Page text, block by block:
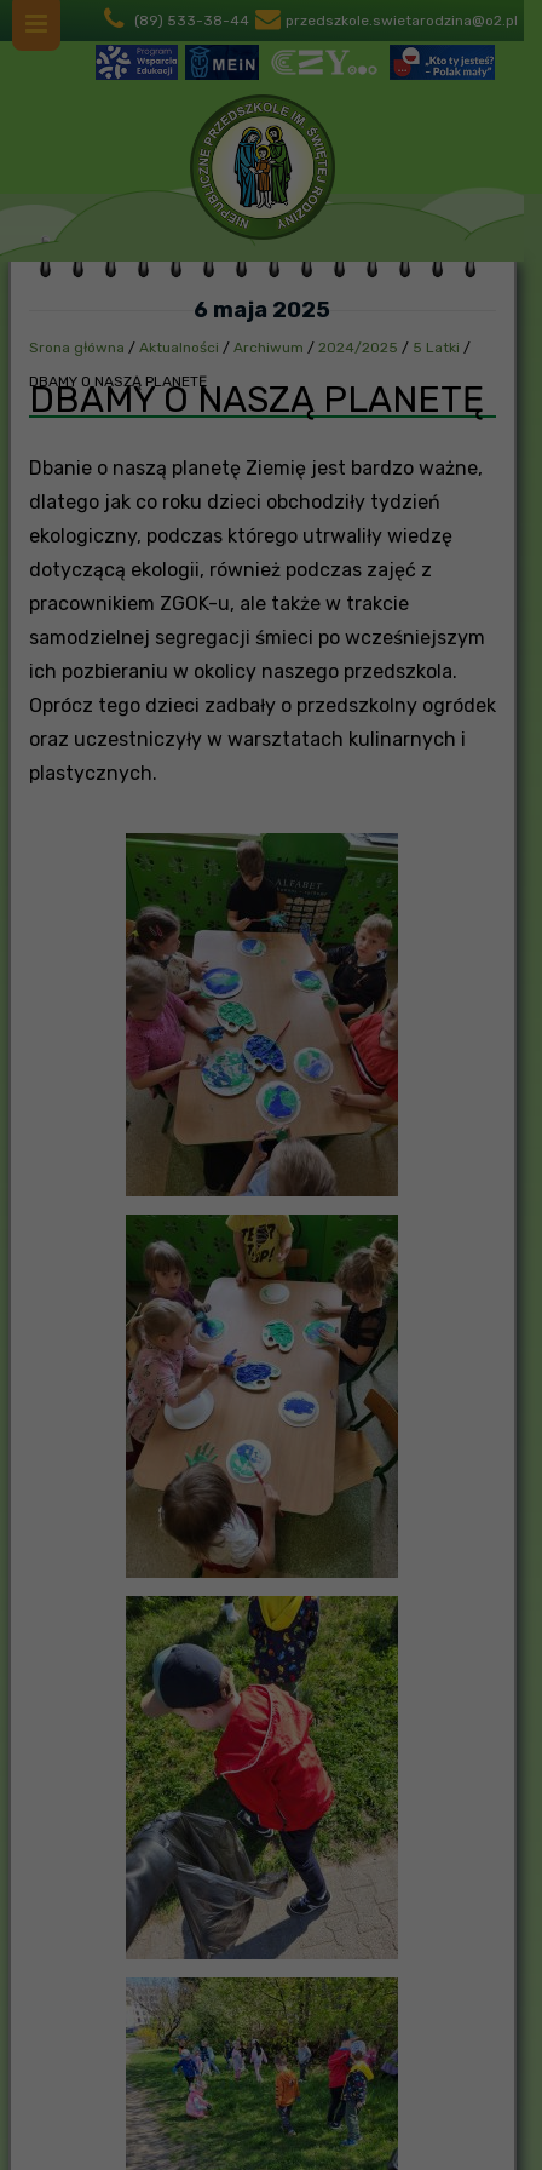
(89) 533-38-44 przedszkole.swietarodzina@o2.pl
6 maja 2025
Srona główna / Aktualności / Archiwum / 2024/2025 / 5 Latki /
DBAMY O NASZĄ PLANETĘ
DBAMY O NASZĄ PLANETĘ
Dbanie o naszą planetę Ziemię jest bardzo ważne,
dlatego jak co roku dzieci obchodziły tydzień
ekologiczny, podczas którego utrwaliły wiedzę
dotyczącą ekologii, również podczas zajęć z
pracownikiem ZGOK-u, ale także w trakcie
samodzielnej segregacji śmieci po wcześniejszym
ich pozbieraniu w okolicy naszego przedszkola.
Oprócz tego dzieci zadbały o przedszkolny ogródek
oraz uczestniczyły w warsztatach kulinarnych i
plastycznych.